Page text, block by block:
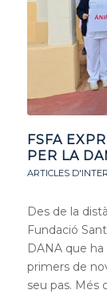
FSFA
PER LA
ARTICLES
Des de la
Fundació
DANA que ha
primers de
seu pas. Més